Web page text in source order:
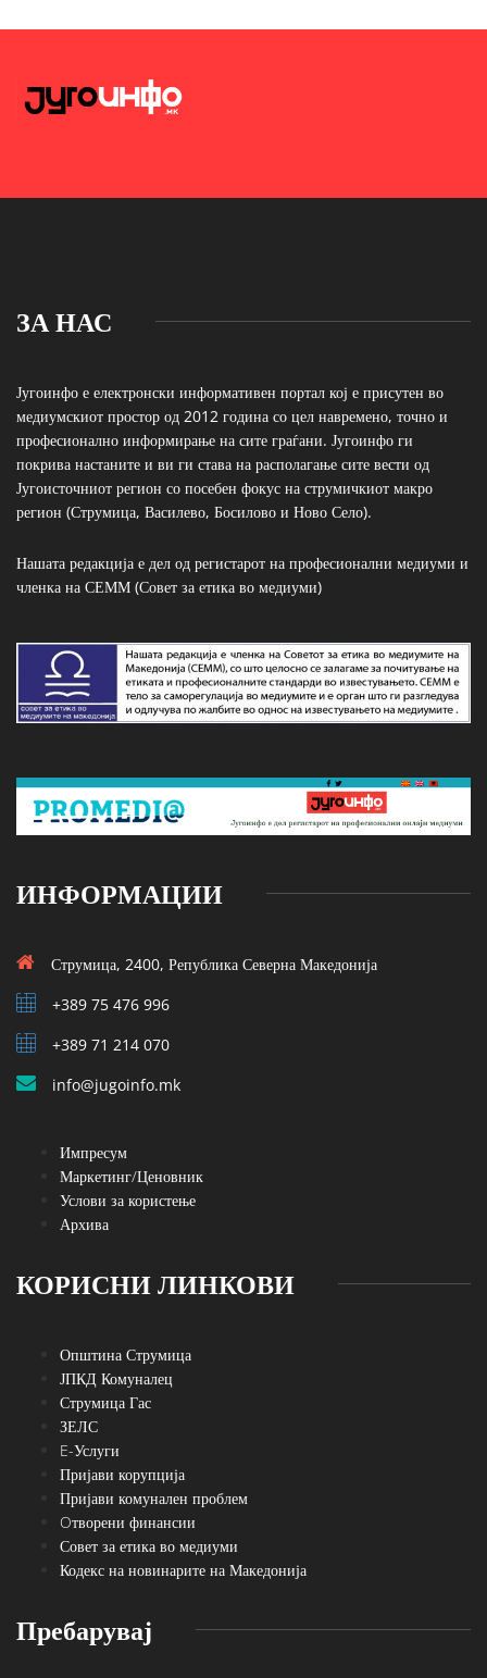
ЗА НАС
Југоинфо е електронски информативен портал кој е присутен во
медиумскиот простор од 2012 година со цел навремено, точно и
професионално информирање на сите граѓани. Југоинфо ги
покрива настаните и ви ги става на располагање сите вести од
Југоисточниот регион со посебен фокус на струмичкиот макро
регион (Струмица, Василево, Босилово и Ново Село).
Нашата редакција е дел од регистарот на професионални медиуми и
членка на СЕММ (Совет за етика во медиуми)
ИНФОРМАЦИИ
Струмица, 2400, Република Северна Македонија
+389 75 476 996
+389 71 214 070
info@jugoinfo.mk
Импресум
Маркетинг/Ценовник
Услови за користење
Архива
КОРИСНИ ЛИНКОВИ
Општина Струмица
ЈПКД Комуналец
Струмица Гас
ЗЕЛС
E-Услуги
Пријави корупција
Пријави комунален проблем
Oтворени финансии
Совет за етика во медиуми
Кодекс на новинарите на Македонија
Пребарувај